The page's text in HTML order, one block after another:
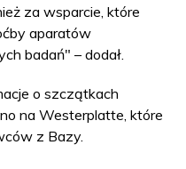
za wsparcie, które
aparatów
badań" – dodał.
o szczątkach
na Westerplatte, które
z Bazy.